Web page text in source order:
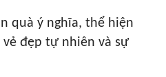
quà ý nghĩa, thể hiện
đẹp tự nhiên và sự